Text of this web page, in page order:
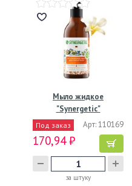
Мыло жидкое
"Synergetic"
Карамельное яблоко…
Под заказ Арт: 110169
170,94 ₽
за штуку